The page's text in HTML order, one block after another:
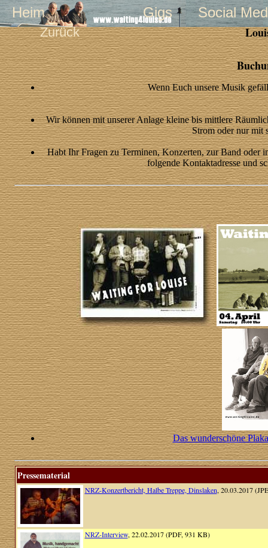
Heim Gigs Social
Zurück
Wenn Euch unsere Musik
Wir können mit unserer Anlage kleine bis mittlere
Strom oder nur mit
Habt Ihr Fragen zu Terminen, Konzerten, zur Band oder
folgende Kontaktadresse und
Das wunderschöne
Pressematerial
NRZ-Konzertbericht, Halbe Treppe, Dinslaken, 20.03.2017
NRZ-Interview, 22.02.2017 (PDF, 931 KB)